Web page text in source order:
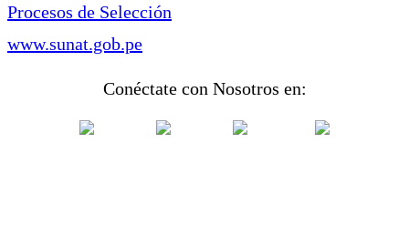
Procesos de Selección
www.sunat.gob.pe
Conéctate con Nosotros en: